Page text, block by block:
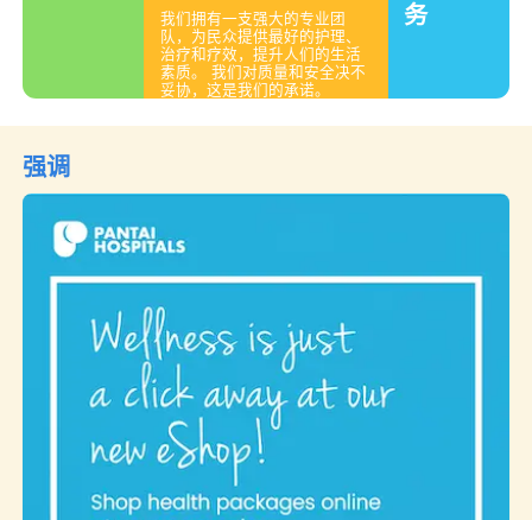
我们拥有一支强大的专业团
队，为民众提供最好的护理、
治疗和疗效，提升人们的生活
素质。 我们对质量和安全决不
妥协，这是我们的承诺。
务
强调